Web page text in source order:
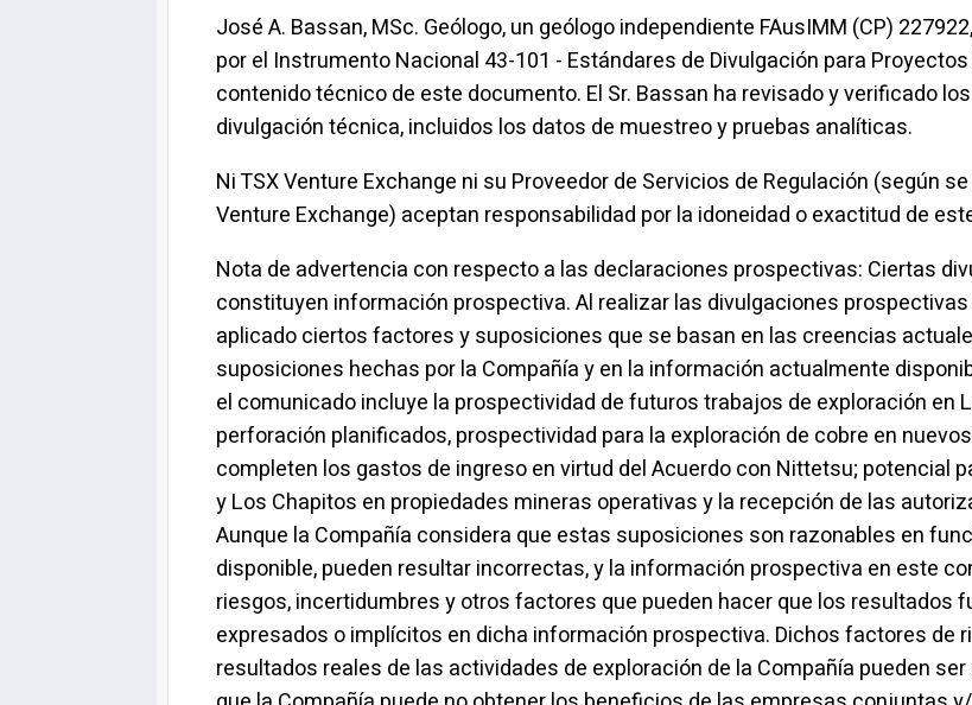
José A. Bassan, MSc. Geólogo, un geólogo independiente FAusIMM (CP)
por el Instrumento Nacional 43-101 - Estándares de Divulgación para
contenido técnico de este documento. El Sr. Bassan ha revisado y verificado
divulgación técnica, incluidos los datos de muestreo y pruebas analíticas.
Ni TSX Venture Exchange ni su Proveedor de Servicios de Regulación (según
Venture Exchange) aceptan responsabilidad por la idoneidad o exactitud de
Nota de advertencia con respecto a las declaraciones prospectivas: Ciertas
constituyen información prospectiva. Al realizar las divulgaciones
aplicado ciertos factores y suposiciones que se basan en las creencias
suposiciones hechas por la Compañía y en la información actualmente
el comunicado incluye la prospectividad de futuros trabajos de exploración en
perforación planificados, prospectividad para la exploración de cobre en
completen los gastos de ingreso en virtud del Acuerdo con Nittetsu; potencial
y Los Chapitos en propiedades mineras operativas y la recepción de las
Aunque la Compañía considera que estas suposiciones son razonables en
disponible, pueden resultar incorrectas, y la información prospectiva en este
riesgos, incertidumbres y otros factores que pueden hacer que los resultados
expresados o implícitos en dicha información prospectiva. Dichos factores de
resultados reales de las actividades de exploración de la Compañía pueden